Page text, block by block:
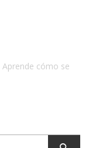
Aprende cómo se